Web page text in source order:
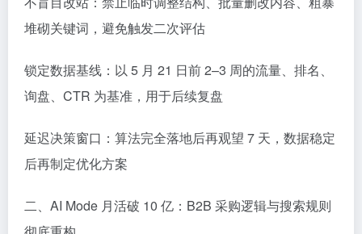
堆砌关键词，避免触发二次评估
锁定数据基线：以 5 月 21 日前 2–3 周的流量、排名、
询盘、CTR 为基准，用于后续复盘
延迟决策窗口：算法完全落地后再观望 7 天，数据稳定
后再制定优化方案
二、AI Mode 月活破 10 亿：B2B 采购逻辑与搜索规则